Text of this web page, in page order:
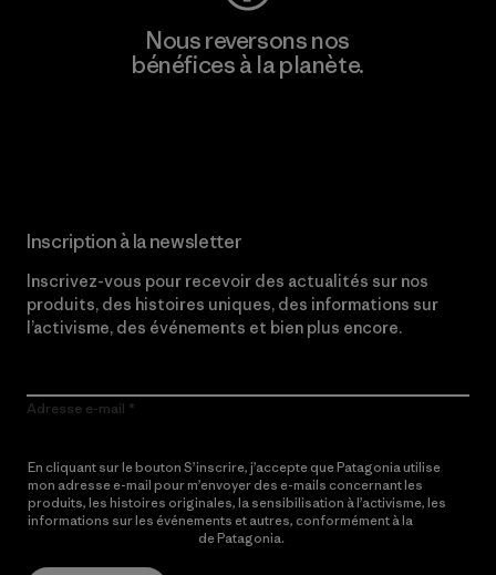
Nous reversons nos
bénéfices à la planète.
Inscription à la newsletter
Inscrivez-vous pour recevoir des actualités sur nos
produits, des histoires uniques, des informations sur
l’activisme, des événements et bien plus encore.
Adresse e-mail
En cliquant sur le bouton S’inscrire, j’accepte que Patagonia utilise
mon adresse e-mail pour m’envoyer des e-mails concernant les
produits, les histoires originales, la sensibilisation à l’activisme, les
informations sur les événements et autres, conformément à la
de Patagonia.